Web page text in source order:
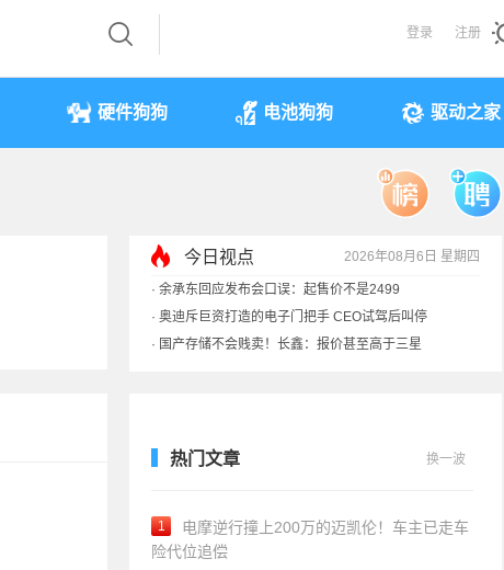
登录 注册
硬件狗狗 电池狗狗 驱动之家
今日视点 2026年08月6日 星期四
· 余承东回应发布会口误：起售价不是2499
· 奥迪斥巨资打造的电子门把手 CEO试驾后叫停
· 国产存储不会贱卖！长鑫：报价甚至高于三星
热门文章 换一波
1
电摩逆行撞上200万的迈凯伦！车主已走车
险代位追偿